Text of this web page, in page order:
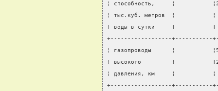
¦ способность,     ¦
¦ тыс.куб. метров  ¦
¦ воды в сутки     ¦
+------------------+-----------
¦ газопроводы      ¦
¦ высокого         ¦
¦ давления, км     ¦
+------------------+-----------